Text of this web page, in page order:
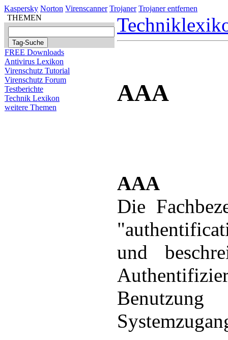
Kaspersky Norton Virenscanner Trojaner Trojaner entfernen
THEMEN
FREE Downloads
Antivirus Lexikon
Virenschutz Tutorial
Virenschutz Forum
Testberichte
Technik Lexikon
weitere Themen
AAA
AAA
Die
und